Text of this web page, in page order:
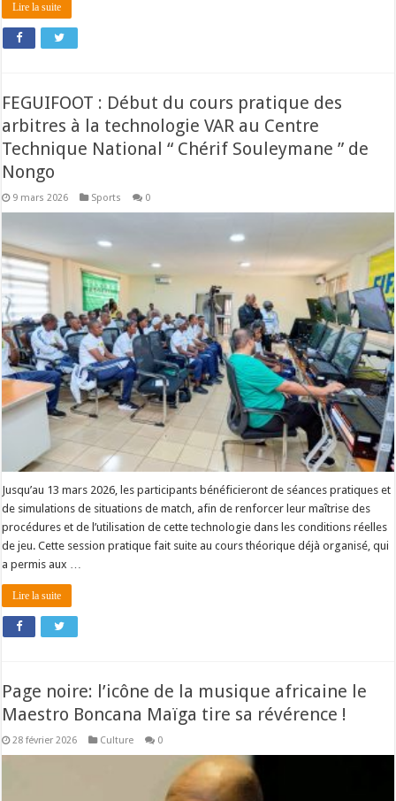
Lire la suite
FEGUIFOOT : Début du cours pratique des
arbitres à la technologie VAR au Centre
Technique National “ Chérif Souleymane ” de
Nongo
9 mars 2026 Sports 0
Jusqu’au 13 mars 2026, les participants bénéficieront de séances pratiques et
de simulations de situations de match, afin de renforcer leur maîtrise des
procédures et de l’utilisation de cette technologie dans les conditions réelles
de jeu. Cette session pratique fait suite au cours théorique déjà organisé, qui
a permis aux …
Lire la suite
Page noire: l’icône de la musique africaine le
Maestro Boncana Maïga tire sa révérence !
28 février 2026 Culture 0